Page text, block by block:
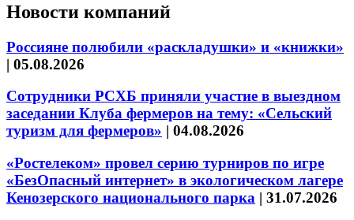
Новости компаний
Россияне полюбили «раскладушки» и «книжки»
| 05.08.2026
Сотрудники РСХБ приняли участие в выездном
заседании Клуба фермеров на тему: «Сельский
туризм для фермеров» | 04.08.2026
«Ростелеком» провел серию турниров по игре
«БезОпасный интернет» в экологическом лагере
Кенозерского национального парка | 31.07.2026